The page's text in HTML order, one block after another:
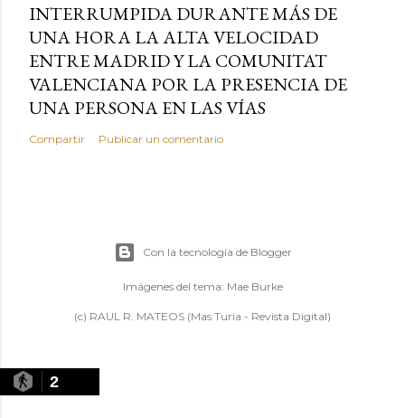
INTERRUMPIDA DURANTE MÁS DE
UNA HORA LA ALTA VELOCIDAD
ENTRE MADRID Y LA COMUNITAT
VALENCIANA POR LA PRESENCIA DE
UNA PERSONA EN LAS VÍAS
Compartir Publicar un comentario
Con la tecnología de Blogger
Imágenes del tema: Mae Burke
(c) RAUL R. MATEOS (Mas Turia - Revista Digital)
2